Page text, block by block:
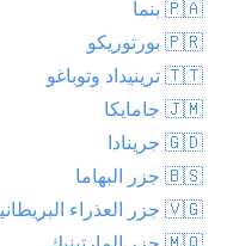
🇵🇦 بنما
🇵🇷 بورتوريكو
🇹🇹 ترينيداد وتوباغو
🇯🇲 جامايكا
🇬🇩 جرينادا
🇧🇸 جزر البهاما
🇻🇬 جزر العذراء البريطانية